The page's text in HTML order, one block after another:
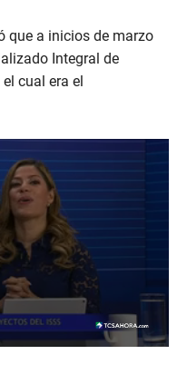
que a inicios de marzo
Integral de
cual era el